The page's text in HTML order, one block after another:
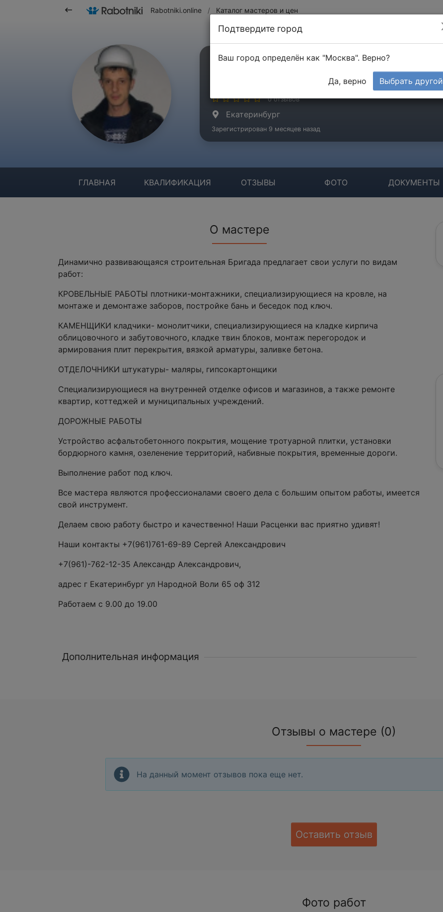
Rabotniki.online / Каталог мастеров и цен
Мажов Александр
0 отзывов
Екатеринбург
Зарегистрирован 9 месяцев назад
ГЛАВНАЯ КВАЛИФИКАЦИЯ ОТЗЫВЫ ФОТО ДОКУМЕНТЫ
О мастере
Динамично развивающаяся строительная Бригада предлагает свои услуги по видам
работ:
КРОВЕЛЬНЫЕ РАБОТЫ плотники-монтажники, специализирующиеся на кровле, на
монтаже и демонтаже заборов, постройке бань и беседок под ключ.
КАМЕНЩИКИ кладчики- монолитчики, специализирующиеся на кладке кирпича
облицовочного и забутовочного, кладке твин блоков, монтаж перегородок и
армирования плит перекрытия, вязкой арматуры, заливке бетона.
ОТДЕЛОЧНИКИ штукатуры- маляры, гипсокартонщики
Специализирующиеся на внутренней отделке офисов и магазинов, а также ремонте
квартир, коттеджей и муниципальных учреждений.
ДОРОЖНЫЕ РАБОТЫ
Устройство асфальтобетонного покрытия, мощение тротуарной плитки, установки
бордюрного камня, озеленение территорий, набивные покрытия, временные дороги.
Выполнение работ под ключ.
Все мастера являются профессионалами своего дела с большим опытом работы, имеется
свой инструмент.
Делаем свою работу быстро и качественно! Наши Расценки вас приятно удивят!
Наши контакты +7(961)761-69-89 Сергей Александрович
+7(961)-762-12-35 Александр Александрович,
адрес г Екатеринбург ул Народной Воли 65 оф 312
Работаем с 9.00 до 19.00
Дополнительная информация
Отзывы о мастере (0)
На данный момент отзывов пока еще нет.
Оставить отзыв
Фото работ
Подтвердите город
Ваш город определён как "Москва". Верно?
Да, верно Выбрать другой